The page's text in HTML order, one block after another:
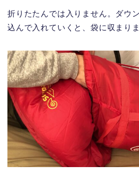
折りたたんでは入りません。ダウ
込んで入れていくと、袋に収まり